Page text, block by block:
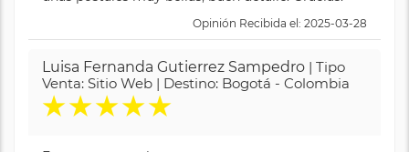
Opinión Recibida el: 2025-03-28
Luisa Fernanda Gutierrez Sampedro | Tipo
Venta: Sitio Web | Destino: Bogotá - Colombia
★★★★★